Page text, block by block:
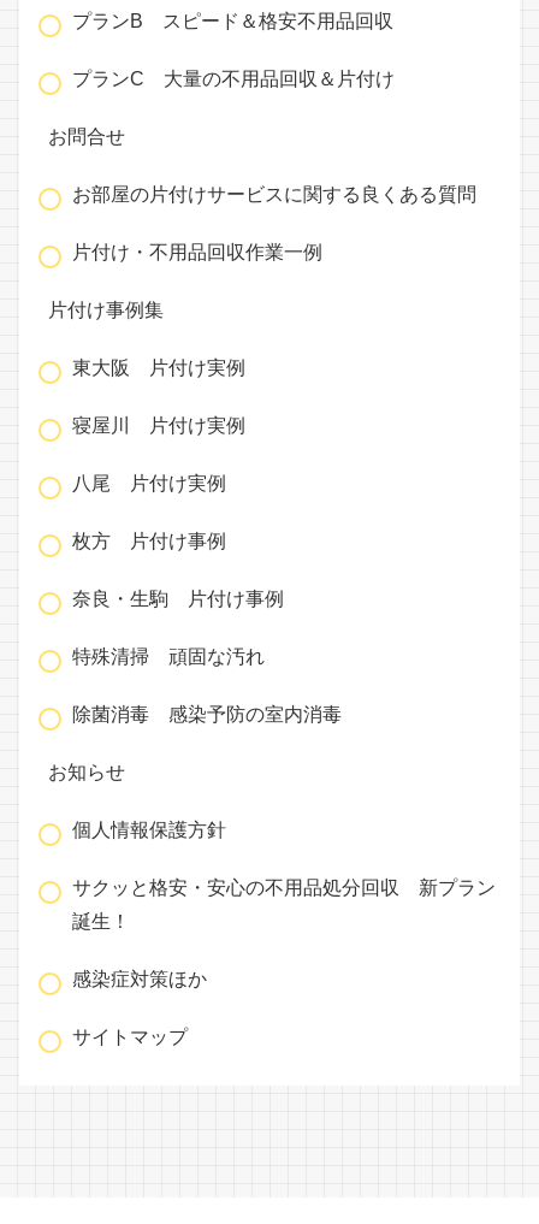
プランB スピード＆格安不用品回収
プランC 大量の不用品回収＆片付け
お問合せ
お部屋の片付けサービスに関する良くある質問
片付け・不用品回収作業一例
片付け事例集
東大阪 片付け実例
寝屋川 片付け実例
八尾 片付け実例
枚方 片付け事例
奈良・生駒 片付け事例
特殊清掃 頑固な汚れ
除菌消毒 感染予防の室内消毒
お知らせ
個人情報保護方針
サクッと格安・安心の不用品処分回収 新プラン
誕生！
感染症対策ほか
サイトマップ